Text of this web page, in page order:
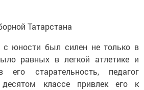
Татарстана
с юности был силен не только в
равных в легкой атлетике и
его старательность, педагог
классе привлек его к